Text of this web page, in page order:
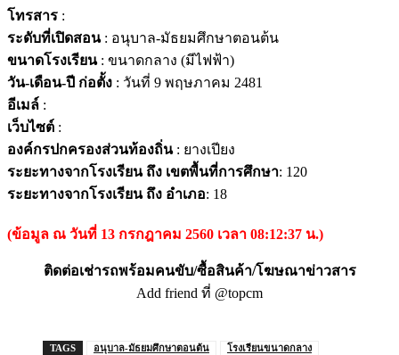
โทรสาร :
ระดับที่เปิดสอน: อนุบาล-มัธยมศึกษาตอนต้น
ขนาดโรงเรียน: ขนาดกลาง (มีไฟฟ้า)
วัน-เดือน-ปี ก่อตั้ง : วันที่ 9 พฤษภาคม 2481
อีเมล์ :
เว็บไซต์ :
องค์กรปกครองส่วนท้องถิ่น: ยางเปียง
ระยะทางจากโรงเรียน ถึง เขตพื้นที่การศึกษา: 120
ระยะทางจากโรงเรียน ถึง อำเภอ: 18
(ข้อมูล ณ วันที่ 13 กรกฎาคม 2560 เวลา 08:12:37 น.)
ติดต่อเช่ารถพร้อมคนขับ/ซื้อสินค้า/โฆษณาข่าวสาร
Add friend ที่ @topcm
TAGS อนุบาล-มัธยมศึกษาตอนต้น
โรงเรียนขนาดกลาง